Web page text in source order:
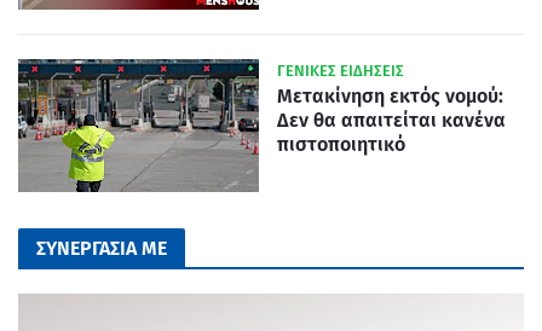
ΓΕΝΙΚΕΣ ΕΙΔΗΣΕΙΣ
Μετακίνηση εκτός νομού:
Δεν θα απαιτείται κανένα
πιστοποιητικό
ΣΥΝΕΡΓΑΣΙΑ ΜΕ